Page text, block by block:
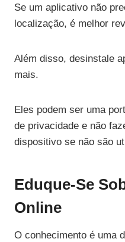
Se um aplicativo não
localização, é melhor
Além disso, desinstale
mais.
Eles podem ser uma
de privacidade e não
dispositivo se não são
Eduque-Se
Online
O conhecimento é uma